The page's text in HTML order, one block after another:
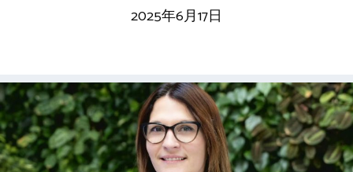
2025年6月17日